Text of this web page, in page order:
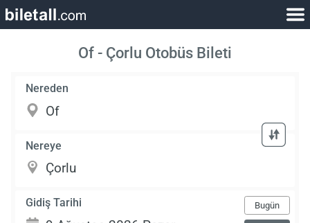
Of - Çorlu Otobüs Bileti
Nereden
Nereye
Gidiş Tarihi Bugün